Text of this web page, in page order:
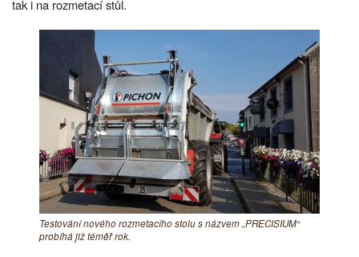
tak i na rozmetací stůl.
Testování nového rozmetacího stolu s názvem „PRECISIUM“
probíhá již téměř rok.